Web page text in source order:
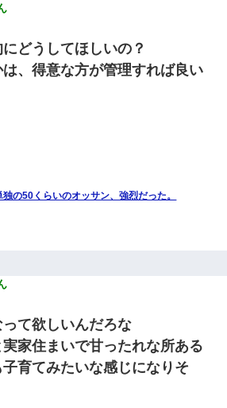
どうしてほしいの？
、得意な方が管理すれば良い
の50くらいのオッサン、強烈だった。
て欲しいんだろな
家住まいで甘ったれな所ある
育てみたいな感じになりそ